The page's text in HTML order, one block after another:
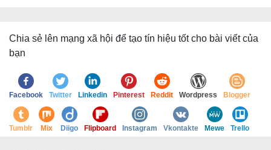
Chia sẻ lên mạng xã hội để tạo tín hiệu tốt cho bài viết của
bạn
Facebook Twitter Linkedin Pinterest Reddit Wordpress Blogger
Tumblr Mix Diigo Flipboard Instagram Vkontakte Mewe Trello